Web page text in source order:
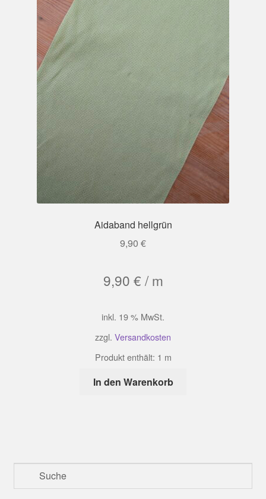
Aidaband hellgrün
9,90 €
9,90 € /m
inkl. 19 % MwSt.
zzgl. Versandkosten
Produkt enthält: 1 m
In den Warenkorb